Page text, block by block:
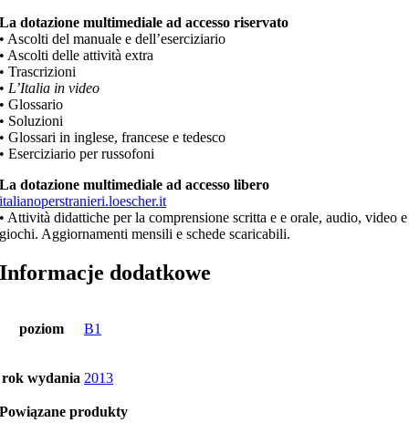
La dotazione multimediale ad accesso riservato
• Ascolti del manuale e dell’eserciziario
• Ascolti delle attività extra
• Trascrizioni
• L’Italia in video
• Glossario
• Soluzioni
• Glossari in inglese, francese e tedesco
• Eserciziario per russofoni
La dotazione multimediale ad accesso libero
italianoperstranieri.loescher.it
• Attività didattiche per la comprensione scritta e e orale, audio, video e
giochi. Aggiornamenti mensili e schede scaricabili.
Informacje dodatkowe
poziom B1
rok wydania 2013
Powiązane produkty